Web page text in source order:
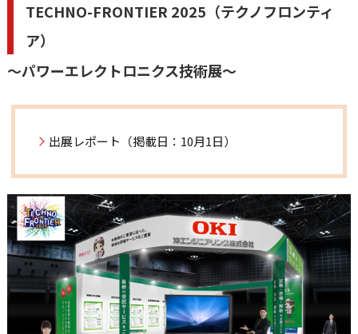
TECHNO-FRONTIER 2025（テクノフロンティ
ア）
～パワーエレクトロニクス技術展～
出展レポート（掲載日：10月1日）